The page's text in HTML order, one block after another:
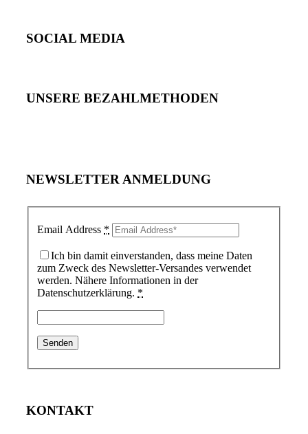
SOCIAL MEDIA
UNSERE BEZAHLMETHODEN
NEWSLETTER ANMELDUNG
Email Address *
Ich bin damit einverstanden, dass meine Daten
zum Zweck des Newsletter-Versandes verwendet
werden. Nähere Informationen in der
Datenschutzerklärung. *
KONTAKT